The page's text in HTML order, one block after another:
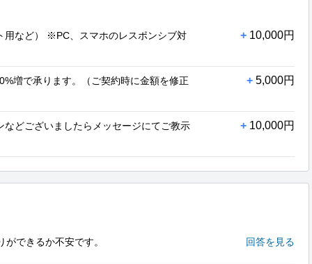
用など） ※PC、スマホのレスポンシブ対 + 10,000円
増で承ります。（ご契約時に金額を修正 + 5,000円
どございましたらメッセージにてご教示 + 10,000円
できるか不安です。 回答を見る